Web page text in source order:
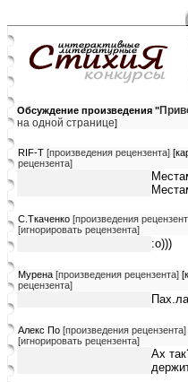
Обсуждение произведения "
на одной странице]
RIF-T [произведения рецензента]
рецензента]
C.Tкаченко [произведения
[игнорировать рецензента]
:о)))
Мурена [произведения рецензента]
рецензента]
Алекс По [произведения рецензента]
[игнорировать рецензента]
Ах